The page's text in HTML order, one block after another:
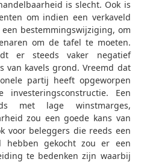
is slecht. Ook is
om indien een verkaveld
bestemmingswijziging, om
om de tafel te moeten.
er steeds vaker negatief
van kavels grond. Vreemd dat
partij heeft opgeworpen
Een
met lage winstmarges,
zou een goede kans van
voor beleggers die reeds een
hebben gekocht zou er een
te bedenken zijn waarbij